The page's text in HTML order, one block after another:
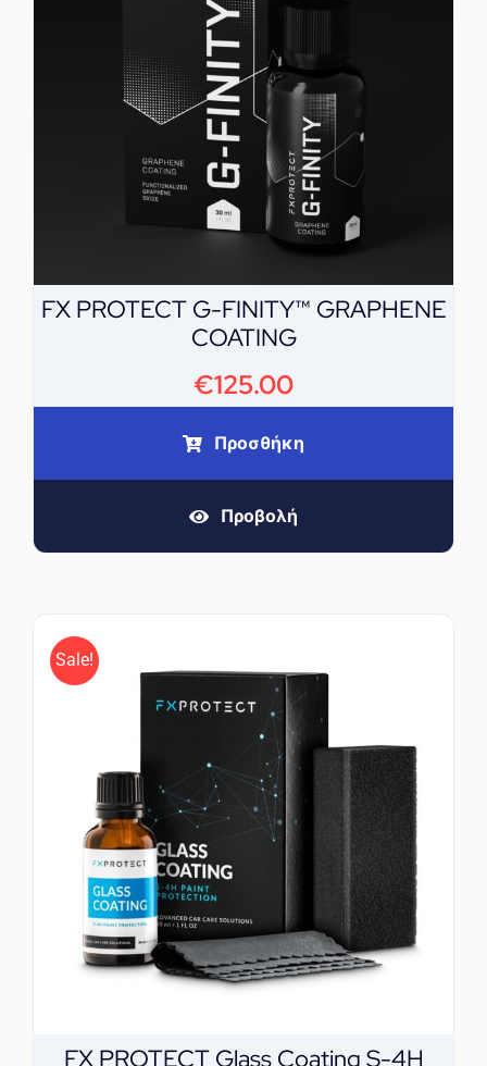
FX PROTECT G-FINITY™ GRAPHENE
COATING
€125.00
Προσθήκη
Προβολή
Sale!
FX PROTECT Glass Coating S-4H